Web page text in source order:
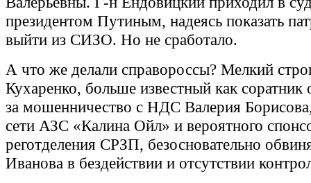
президентом Путиным, надеясь показать
выйти из СИЗО. Но не сработало.
А что же делали справороссы? Мелкий
Кухаренко, больше известный как соратник
за мошенничество с НДС Валерия
сети АЗС «Калина Ойл» и вероятного
реготделения СРЗП, безосновательно
Иванова в бездействии и отсутствии